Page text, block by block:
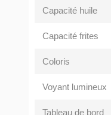
Capacité huile
Capacité frites
Coloris
Voyant lumineux
Tableau de bord